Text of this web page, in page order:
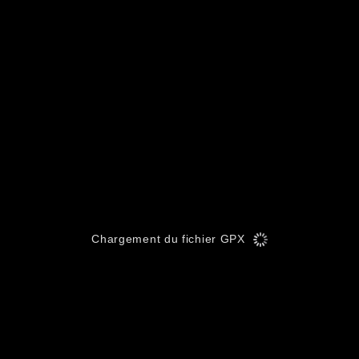
Chargement du fichier GPX